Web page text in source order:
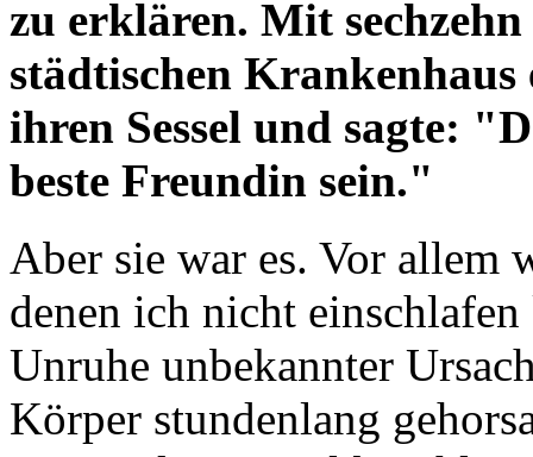
zu erklären. Mit
städtischen
ihren Sessel und sagte:
beste Freundin sein."
Aber sie war es. Vor allem
denen ich nicht
Unruhe unbekannter
Körper stundenlang